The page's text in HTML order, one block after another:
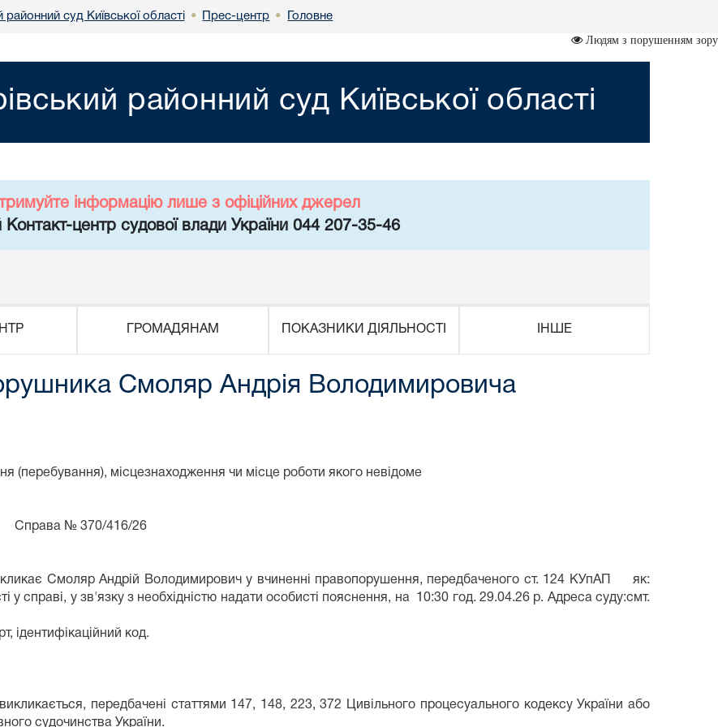
районний суд Київської області • Прес-центр • Головне
Людям з порушенням зору
районний суд Київської області
інформацію лише з офіційних джерел
центр судової влади України 044 207-35-46
ГРОМАДЯНАМ ПОКАЗНИКИ ДІЯЛЬНОСТІ ІНШЕ
Смоляр Андрія Володимировича
(перебування), місцезнаходження чи місце роботи якого невідоме
№ 370/416/26
Смоляр Андрій Володимирович у вчиненні правопорушення, передбаченого ст. 124 КУпАП як:
у справі, у зв'язку з необхідністю надати особисті пояснення, на 10:30 год. 29.04.26 р. Адреса суду:смт.
ідентифікаційний код.
передбачені статтями 147, 148, 223, 372 Цивільного процесуального кодексу України або
судочинства України.